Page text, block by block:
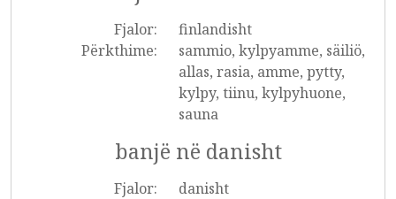
Fjalor:
finlandisht
Përkthime:
sammio, kylpyamme, säiliö,
allas, rasia, amme, pytty,
kylpy, tiinu, kylpyhuone,
sauna
banjë në danisht
Fjalor:
danisht